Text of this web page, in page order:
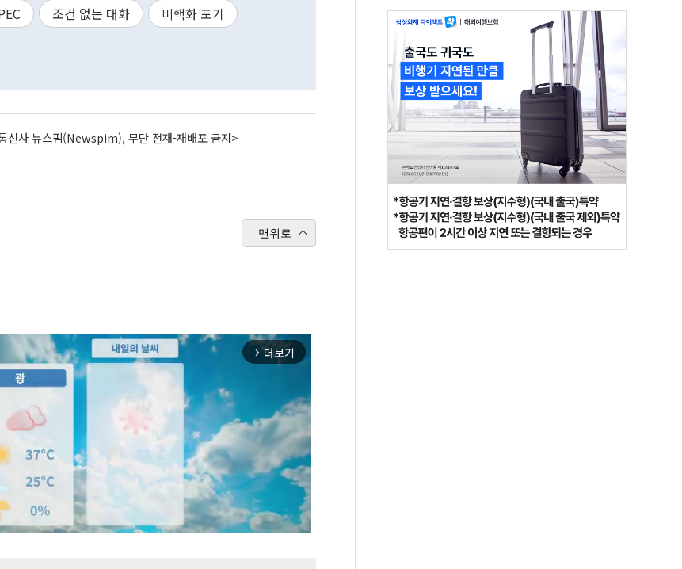
조건 없는 대화
비핵화 포기
신사 뉴스핌(Newspim), 무단 전재-재배포 금지>
맨위로
arrow_forward_ios 더보기